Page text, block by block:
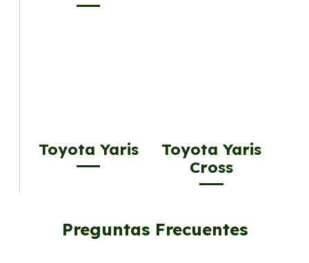
Toyota Yaris
Toyota Yaris
Cross
Preguntas Frecuentes